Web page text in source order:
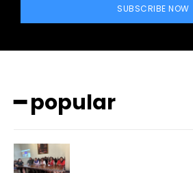
SUBSCRIBE NOW
━ popular